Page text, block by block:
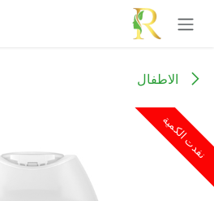
تخطي للذهاب إلى المحتوى
الاطفال
نفدت الكمية